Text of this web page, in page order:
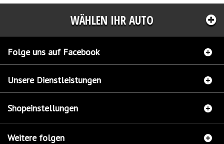
WÄHLEN IHR AUTO
Folge uns auf Facebook
Unsere Dienstleistungen
Shopeinstellungen
Weitere folgen